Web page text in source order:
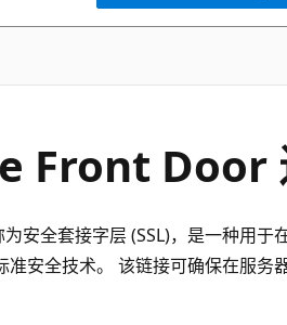
Front Door
安全套接字层 (SSL)，是一种用
准安全技术。 该链接可确保在服务